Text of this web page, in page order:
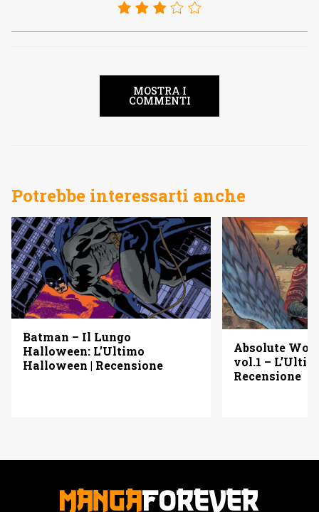
MOSTRA I
COMMENTI
Potrebbe interessarti anche
Batman – Il Lungo
Halloween: L’Ultimo
Halloween | Recensione
Absolute
vol.1 –
Recensione